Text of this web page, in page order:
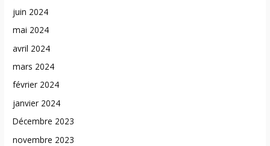
juin 2024
mai 2024
avril 2024
mars 2024
février 2024
janvier 2024
Décembre 2023
novembre 2023